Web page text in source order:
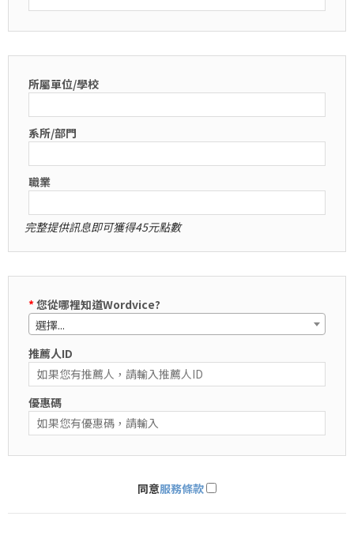
所屬單位/學校
系所/部門
職業
完整提供訊息即可獲得45元點數
*您從哪裡知道Wordvice?
選擇...
推薦人ID
優惠碼
同意服務條款